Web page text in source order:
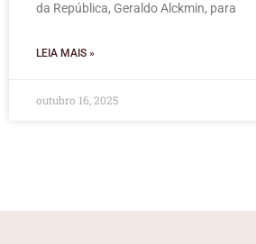
da República, Geraldo Alckmin, para
LEIA MAIS »
outubro 16, 2025